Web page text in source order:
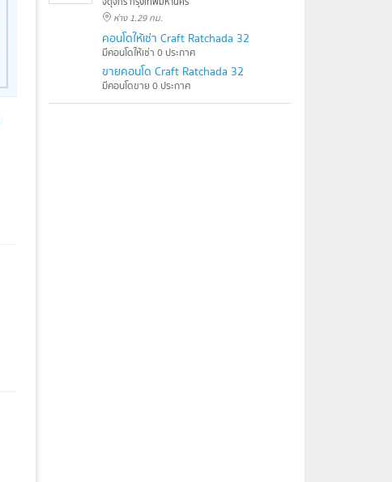
ห่าง 1.29 กม.
คอนโดให้เช่า Craft Ratchada 32
มีคอนโดให้เช่า 0 ประกาศ
ขายคอนโด Craft Ratchada 32
มีคอนโดขาย 0 ประกาศ